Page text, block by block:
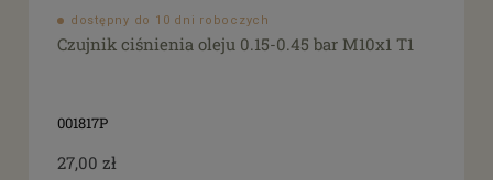
dostępny do 10 dni roboczych
Czujnik ciśnienia oleju 0.15-0.45 bar M10x1 T1
001817P
27,00 zł